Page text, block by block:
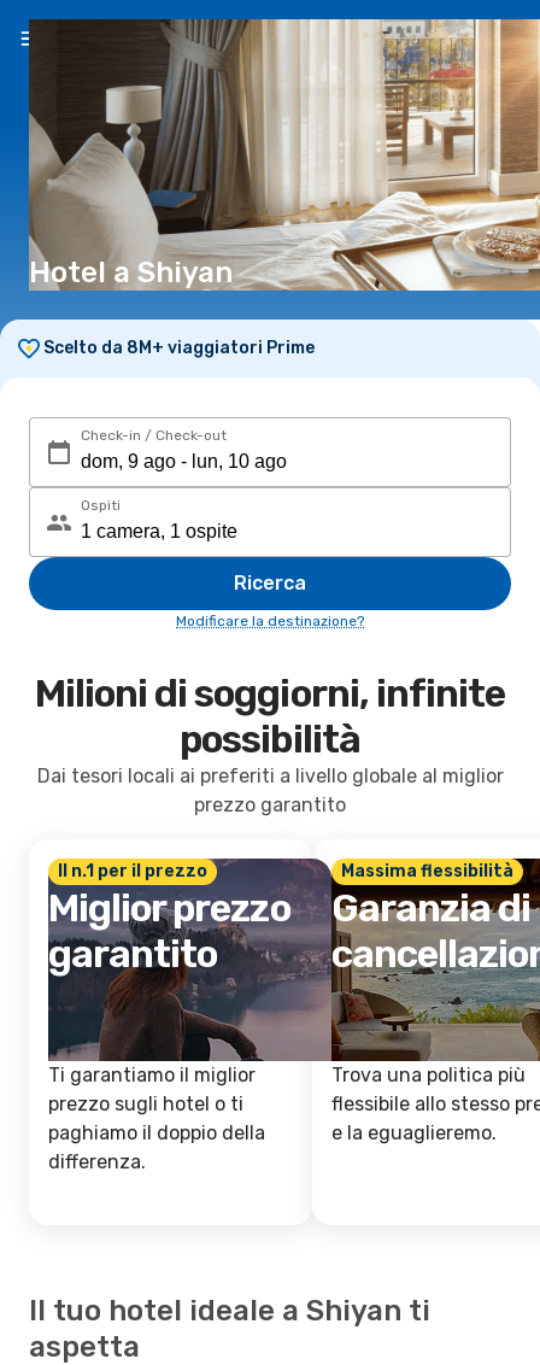
IT(€)
Hotel a Shiyan
Scelto da 8M+ viaggiatori Prime
Check-in / Check-out
Ospiti
Ricerca
Modificare la destinazione?
Milioni di soggiorni, infinite
possibilità
Dai tesori locali ai preferiti a livello globale al miglior
prezzo garantito
Il n.1 per il prezzo
Miglior prezzo
garantito
Ti garantiamo il miglior
prezzo sugli hotel o ti
paghiamo il doppio della
differenza.
Massima flessibilità
Garanzia di
Trova una politica più
flessibile allo stesso
e la eguaglieremo.
Il tuo hotel ideale a Shiyan ti
aspetta